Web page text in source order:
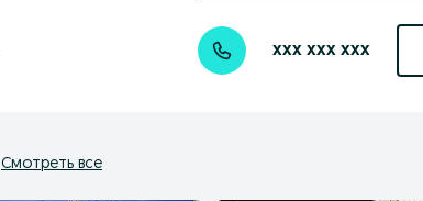
xxx xxx xxx
Смотреть все